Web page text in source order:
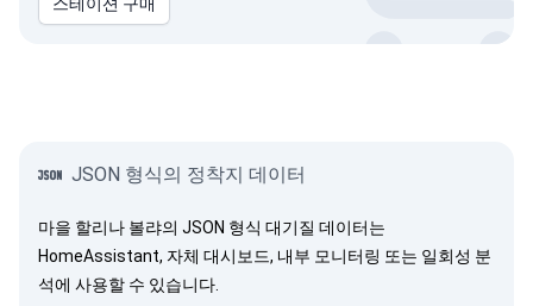
JSON 형식의 정착지 데이터
마을 할리나 볼랴의 JSON 형식 대기질 데이터는
HomeAssistant, 자체 대시보드, 내부 모니터링 또는 일회성 분
석에 사용할 수 있습니다.